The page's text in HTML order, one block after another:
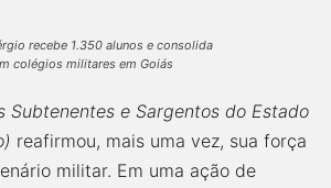
recebe 1.350 alunos e consolida
colégios militares em Goiás
Subtenentes e Sargentos do Estado
reafirmou, mais uma vez, sua força
militar. Em uma ação de